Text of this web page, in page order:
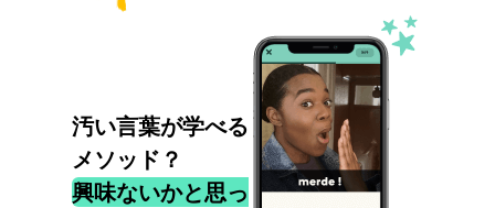
汚い言葉が学べる
メソッド？
興味ないかと思っ